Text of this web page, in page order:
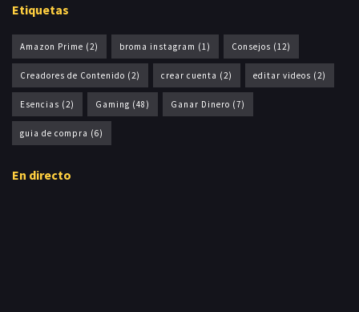
Etiquetas
Amazon Prime (2) broma instagram (1) Consejos (12)
Creadores de Contenido (2) crear cuenta (2) editar videos (2)
Esencias (2) Gaming (48) Ganar Dinero (7)
guia de compra (6)
En directo